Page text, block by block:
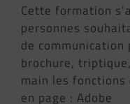
Cette formation
personnes
de
brochure,
main les fonctions
en page : Adobe